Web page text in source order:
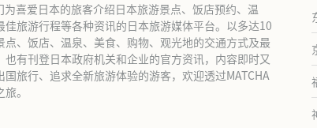
为喜爱日本的旅客介绍日本旅游景点、饭店预约、温
佳旅游行程等各种资讯的日本旅游媒体平台。以多达10
点、饭店、温泉、美食、购物、观光地的交通方式及最
也有刊登日本政府机关和企业的官方资讯，内容即时又
旅行、追求全新旅游体验的游客，欢迎透过MATCHA
。